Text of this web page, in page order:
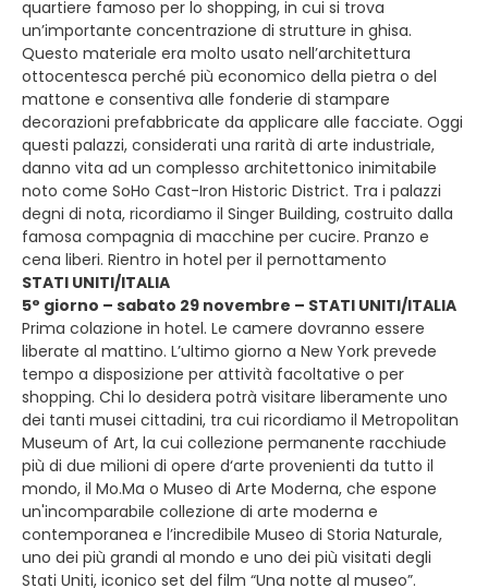
quartiere famoso per lo shopping, in cui si trova
un’importante concentrazione di strutture in ghisa.
Questo materiale era molto usato nell’architettura
ottocentesca perché più economico della pietra o del
mattone e consentiva alle fonderie di stampare
decorazioni prefabbricate da applicare alle facciate. Oggi
questi palazzi, considerati una rarità di arte industriale,
danno vita ad un complesso architettonico inimitabile
noto come SoHo Cast-Iron Historic District. Tra i palazzi
degni di nota, ricordiamo il Singer Building, costruito dalla
famosa compagnia di macchine per cucire. Pranzo e
cena liberi. Rientro in hotel per il pernottamento
STATI UNITI/ITALIA
5° giorno – sabato 29 novembre – STATI UNITI/ITALIA
Prima colazione in hotel. Le camere dovranno essere
liberate al mattino. L’ultimo giorno a New York prevede
tempo a disposizione per attività facoltative o per
shopping. Chi lo desidera potrà visitare liberamente uno
dei tanti musei cittadini, tra cui ricordiamo il Metropolitan
Museum of Art, la cui collezione permanente racchiude
più di due milioni di opere d‘arte provenienti da tutto il
mondo, il Mo.Ma o Museo di Arte Moderna, che espone
un'incomparabile collezione di arte moderna e
contemporanea e l’incredibile Museo di Storia Naturale,
uno dei più grandi al mondo e uno dei più visitati degli
Stati Uniti, iconico set del film “Una notte al museo”.